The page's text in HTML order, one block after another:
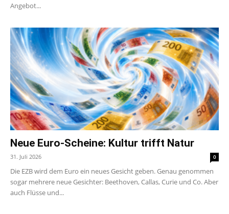
Angebot...
Neue Euro-Scheine: Kultur trifft Natur
31. Juli 2026 0
Die EZB wird dem Euro ein neues Gesicht geben. Genau genommen
sogar mehrere neue Gesichter: Beethoven, Callas, Curie und Co. Aber
auch Flüsse und...